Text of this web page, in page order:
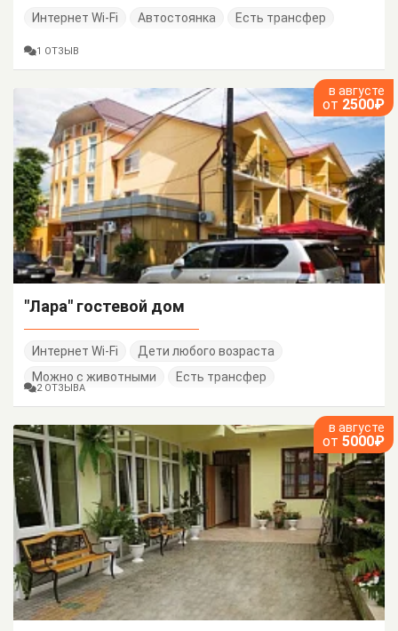
Интернет Wi-Fi Автостоянка Есть трансфер
1 ОТЗЫВ
в августе
от 2500₽
"Лара" гостевой дом
Интернет Wi-Fi
Дети любого возраста
Можно с животными
Есть трансфер
2 ОТЗЫВА
в августе
от 5000₽